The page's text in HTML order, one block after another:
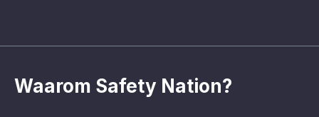
Waarom Safety Nation?